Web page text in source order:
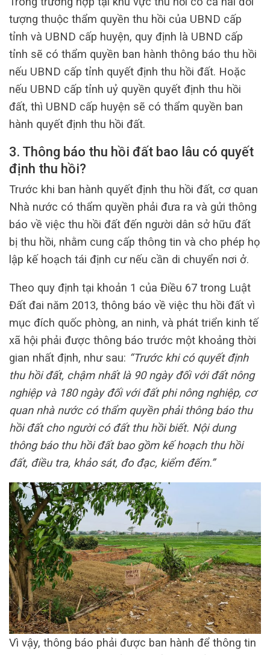
tượng thuộc thẩm quyền thu hồi của UBND cấp
tỉnh và UBND cấp huyện, quy định là UBND cấp
tỉnh sẽ có thẩm quyền ban hành thông báo thu hồi
nếu UBND cấp tỉnh quyết định thu hồi đất. Hoặc
nếu UBND cấp tỉnh uỷ quyền quyết định thu hồi
đất, thì UBND cấp huyện sẽ có thẩm quyền ban
hành quyết định thu hồi đất.
3. Thông báo thu hồi đất bao lâu có quyết
định thu hồi?
Trước khi ban hành quyết định thu hồi đất, cơ quan
Nhà nước có thẩm quyền phải đưa ra và gửi thông
báo về việc thu hồi đất đến người dân sở hữu đất
bị thu hồi, nhằm cung cấp thông tin và cho phép họ
lập kế hoạch tái định cư nếu cần di chuyển nơi ở.
Theo quy định tại khoản 1 của Điều 67 trong Luật
Đất đai năm 2013, thông báo về việc thu hồi đất vì
mục đích quốc phòng, an ninh, và phát triển kinh tế
xã hội phải được thông báo trước một khoảng thời
gian nhất định, như sau: “Trước khi có quyết định
thu hồi đất, chậm nhất là 90 ngày đối với đất nông
nghiệp và 180 ngày đối với đất phi nông nghiệp, cơ
quan nhà nước có thẩm quyền phải thông báo thu
hồi đất cho người có đất thu hồi biết. Nội dung
thông báo thu hồi đất bao gồm kế hoạch thu hồi
đất, điều tra, khảo sát, đo đạc, kiểm đếm.”
Vì vậy, thông báo phải được ban hành để thông tin